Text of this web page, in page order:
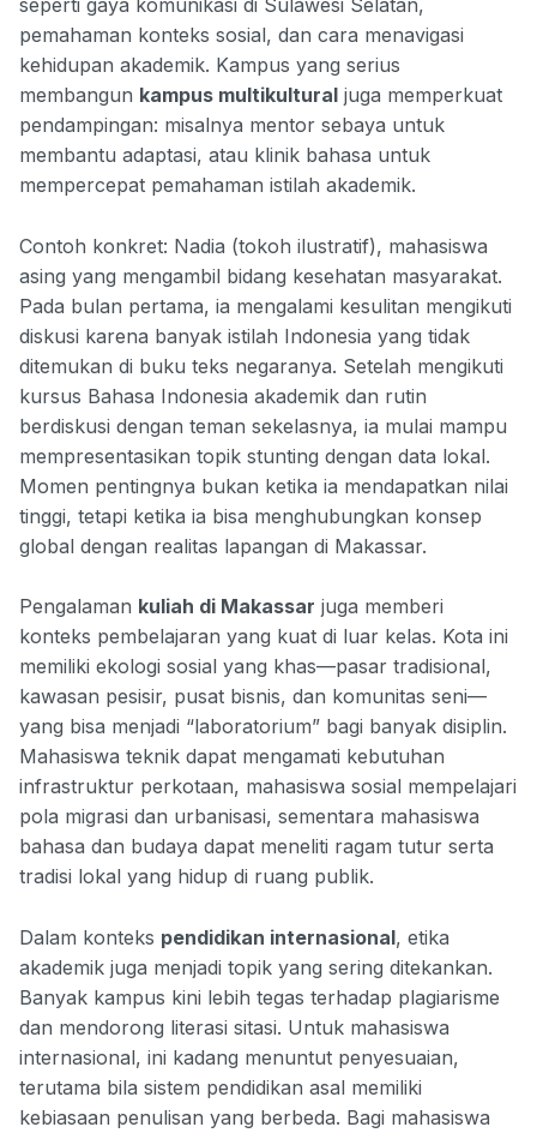
pemahaman konteks sosial, dan cara menavigasi
kehidupan akademik. Kampus yang serius
membangun kampus multikultural juga memperkuat
pendampingan: misalnya mentor sebaya untuk
membantu adaptasi, atau klinik bahasa untuk
mempercepat pemahaman istilah akademik.
Contoh konkret: Nadia (tokoh ilustratif), mahasiswa
asing yang mengambil bidang kesehatan masyarakat.
Pada bulan pertama, ia mengalami kesulitan mengikuti
diskusi karena banyak istilah Indonesia yang tidak
ditemukan di buku teks negaranya. Setelah mengikuti
kursus Bahasa Indonesia akademik dan rutin
berdiskusi dengan teman sekelasnya, ia mulai mampu
mempresentasikan topik stunting dengan data lokal.
Momen pentingnya bukan ketika ia mendapatkan nilai
tinggi, tetapi ketika ia bisa menghubungkan konsep
global dengan realitas lapangan di Makassar.
Pengalaman kuliah di Makassar juga memberi
konteks pembelajaran yang kuat di luar kelas. Kota ini
memiliki ekologi sosial yang khas—pasar tradisional,
kawasan pesisir, pusat bisnis, dan komunitas seni—
yang bisa menjadi “laboratorium” bagi banyak disiplin.
Mahasiswa teknik dapat mengamati kebutuhan
infrastruktur perkotaan, mahasiswa sosial mempelajari
pola migrasi dan urbanisasi, sementara mahasiswa
bahasa dan budaya dapat meneliti ragam tutur serta
tradisi lokal yang hidup di ruang publik.
Dalam konteks pendidikan internasional, etika
akademik juga menjadi topik yang sering ditekankan.
Banyak kampus kini lebih tegas terhadap plagiarisme
dan mendorong literasi sitasi. Untuk mahasiswa
internasional, ini kadang menuntut penyesuaian,
terutama bila sistem pendidikan asal memiliki
kebiasaan penulisan yang berbeda. Bagi mahasiswa